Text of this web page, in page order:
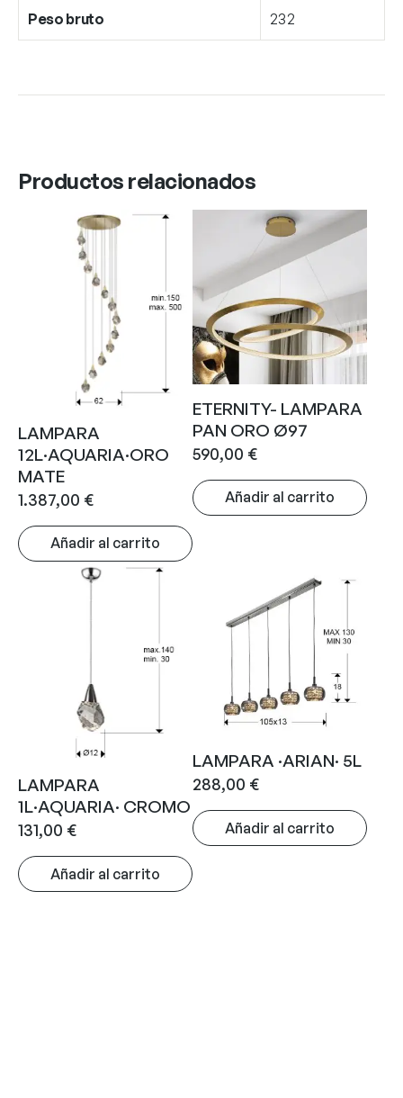
Peso bruto 232
Productos relacionados
LAMPARA
12L·AQUARIA·ORO
MATE
1.387,00 €
Añadir al carrito
ETERNITY- LAMPARA
PAN ORO Ø97
590,00 €
Añadir al carrito
LAMPARA
1L·AQUARIA· CROMO
131,00 €
Añadir al carrito
LAMPARA ·ARIAN· 5L
288,00 €
Añadir al carrito